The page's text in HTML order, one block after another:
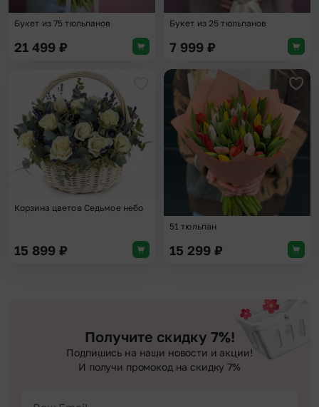
Букет из 75 тюльпанов
21 499 ₽
Букет из 25 тюльпанов
7 999 ₽
Добавить в избранное
Корзина цветов Седьмое небо
15 899 ₽
51 тюльпан
15 299 ₽
Получите скидку 7%!
Подпишись на наши новости и акции!
И получи промокод на скидку 7%